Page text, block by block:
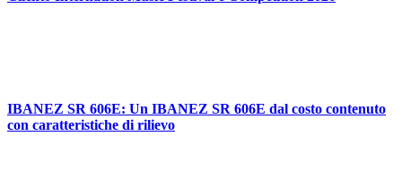
IBANEZ SR 606E: Un IBANEZ SR 606E dal costo contenuto
con caratteristiche di rilievo